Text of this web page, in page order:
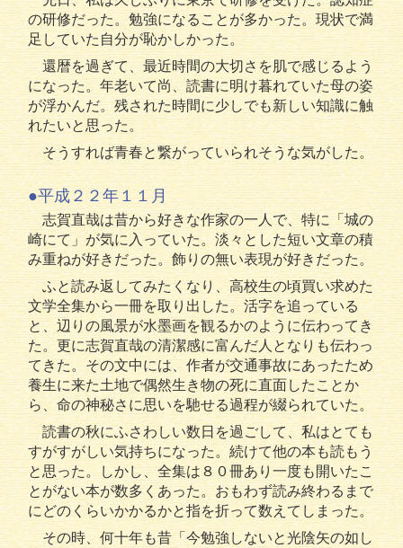
の研修だった。勉強になることが多かった。現状で満
足していた自分が恥かしかった。
還暦を過ぎて、最近時間の大切さを肌で感じるよう
になった。年老いて尚、読書に明け暮れていた母の姿
が浮かんだ。残された時間に少しでも新しい知識に触
れたいと思った。
そうすれば青春と繋がっていられそうな気がした。
●平成２２年１１月
志賀直哉は昔から好きな作家の一人で、特に「城の
崎にて」が気に入っていた。淡々とした短い文章の積
み重ねが好きだった。飾りの無い表現が好きだった。
ふと読み返してみたくなり、高校生の頃買い求めた
文学全集から一冊を取り出した。活字を追っている
と、辺りの風景が水墨画を観るかのように伝わってき
た。更に志賀直哉の清潔感に富んだ人となりも伝わっ
てきた。その文中には、作者が交通事故にあったため
養生に来た土地で偶然生き物の死に直面したことか
ら、命の神秘さに思いを馳せる過程が綴られていた。
読書の秋にふさわしい数日を過ごして、私はとても
すがすがしい気持ちになった。続けて他の本も読もう
と思った。しかし、全集は８０冊あり一度も開いたこ
とがない本が数多くあった。おもわず読み終わるまで
にどのくらいかかるかと指を折って数えてしまった。
その時、何十年も昔「今勉強しないと光陰矢の如し